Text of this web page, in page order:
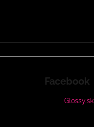
Facebook
Glossy.sk